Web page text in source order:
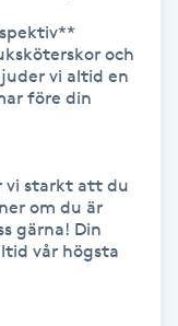
och
vi altid en
före din
vi starkt att du
om du är
gärna! Din
vår högsta